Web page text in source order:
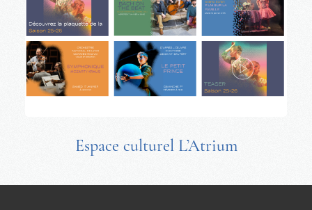
Les Estivales Tassilunoises 2026 vont rythmer l’été !
Espace culturel L’Atrium